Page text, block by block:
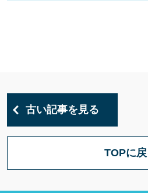
古い記事を見る
TOPに